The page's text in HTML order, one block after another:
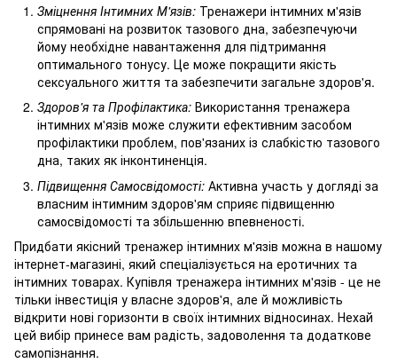
Зміцнення Інтимних М'язів: Тренажери інтимних м'язів
спрямовані на розвиток тазового дна, забезпечуючи
йому необхідне навантаження для підтримання
оптимального тонусу. Це може покращити якість
сексуального життя та забезпечити загальне здоров'я.
Здоров'я та Профілактика: Використання тренажера
інтимних м'язів може служити ефективним засобом
профілактики проблем, пов'язаних із слабкістю тазового
дна, таких як інконтиненція.
Підвищення Самосвідомості: Активна участь у догляді за
власним інтимним здоров'ям сприяє підвищенню
самосвідомості та збільшенню впевненості.
Придбати якісний тренажер інтимних м'язів можна в нашому
інтернет-магазині, який спеціалізується на еротичних та
інтимних товарах. Купівля тренажера інтимних м'язів - це не
тільки інвестиція у власне здоров'я, але й можливість
відкрити нові горизонти в своїх інтимних відносинах. Нехай
цей вибір принесе вам радість, задоволення та додаткове
самопізнання.